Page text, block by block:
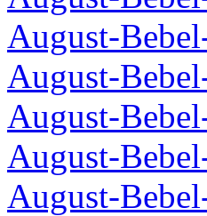
August-
August-
August-
August-
August-